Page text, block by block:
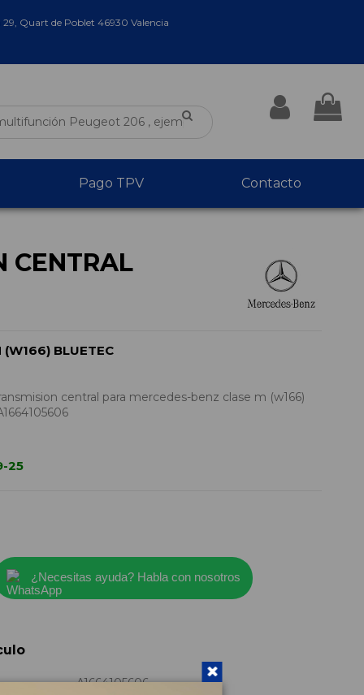
29, Quart de Poblet 46930 Valencia
Pago TPV Contacto
CENTRAL
(W166) BLUETEC
central para mercedes-benz clase m (w166)
25
¿Necesitas ayuda? Habla con nosotros
A1664105606